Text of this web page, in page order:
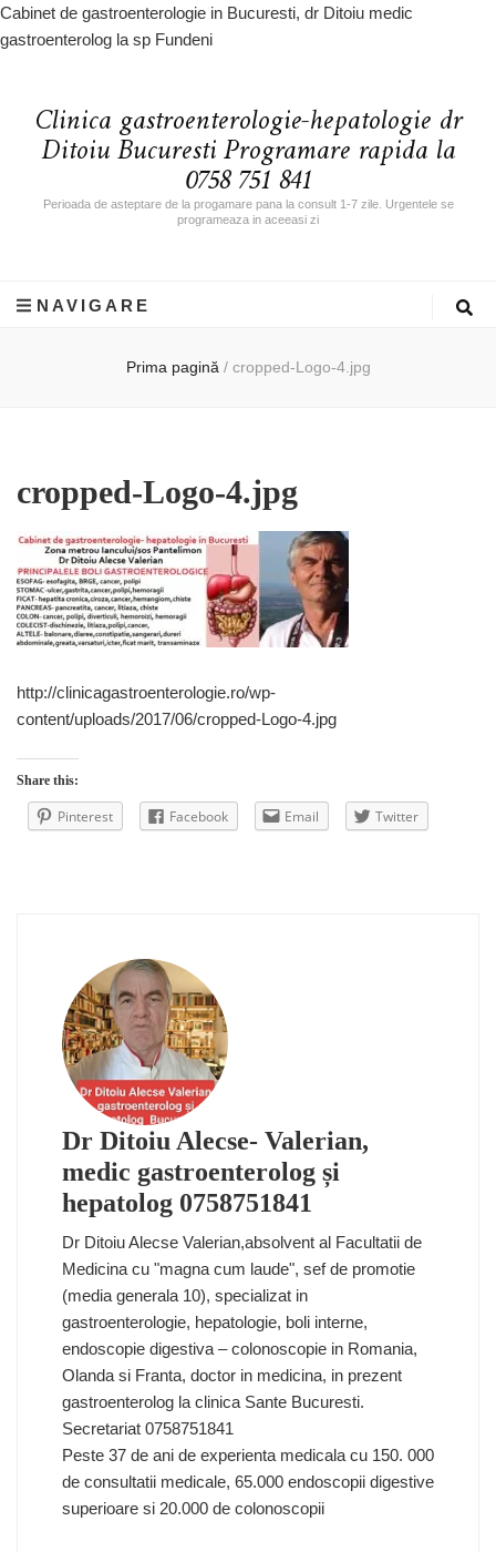
Cabinet de gastroenterologie in Bucuresti, dr Ditoiu medic
gastroenterolog la sp Fundeni
Clinica gastroenterologie-hepatologie dr
Ditoiu Bucuresti Programare rapida la
0758 751 841
Perioada de asteptare de la progamare pana la consult 1-7 zile. Urgentele se
programeaza in aceeasi zi
NAVIGARE
Prima pagină / cropped-Logo-4.jpg
cropped-Logo-4.jpg
http://clinicagastroenterologie.ro/wp-
content/uploads/2017/06/cropped-Logo-4.jpg
Share this:
Pinterest Facebook Email Twitter
Dr Ditoiu Alecse- Valerian,
medic gastroenterolog și
hepatolog 0758751841
Dr Ditoiu Alecse Valerian,absolvent al Facultatii de
Medicina cu "magna cum laude", sef de promotie
(media generala 10), specializat in
gastroenterologie, hepatologie, boli interne,
endoscopie digestiva – colonoscopie in Romania,
Olanda si Franta, doctor in medicina, in prezent
gastroenterolog la clinica Sante Bucuresti.
Secretariat 0758751841
Peste 37 de ani de experienta medicala cu 150. 000
de consultatii medicale, 65.000 endoscopii digestive
superioare si 20.000 de colonoscopii